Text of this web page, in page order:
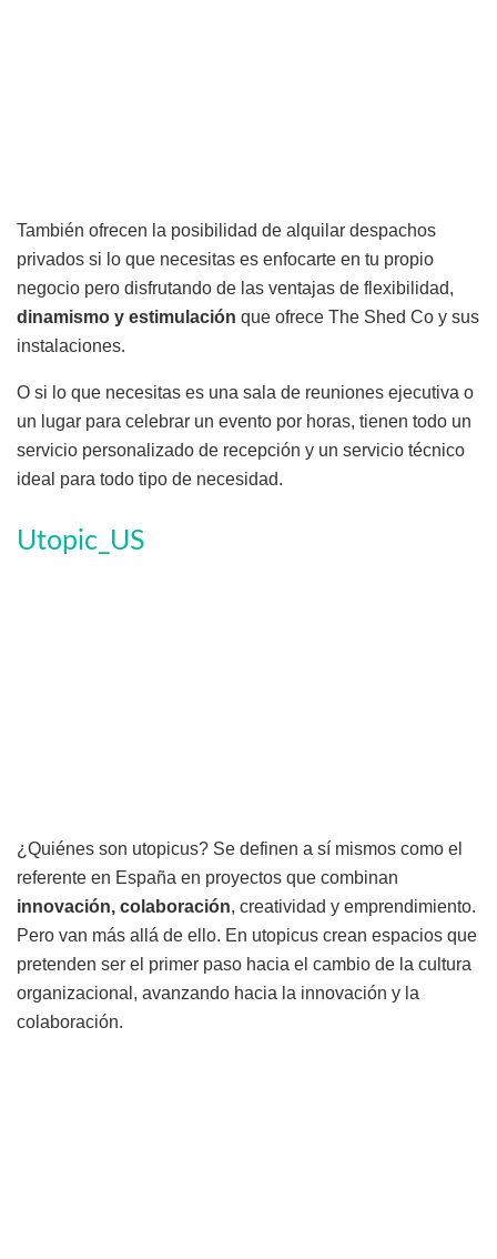
También ofrecen la posibilidad de alquilar despachos
privados si lo que necesitas es enfocarte en tu propio
negocio pero disfrutando de las ventajas de flexibilidad,
dinamismo y estimulación que ofrece The Shed Co y sus
instalaciones.
O si lo que necesitas es una sala de reuniones ejecutiva o
un lugar para celebrar un evento por horas, tienen todo un
servicio personalizado de recepción y un servicio técnico
ideal para todo tipo de necesidad.
Utopic_US
¿Quiénes son utopicus? Se definen a sí mismos como el
referente en España en proyectos que combinan
innovación, colaboración, creatividad y emprendimiento.
Pero van más allá de ello. En utopicus crean espacios que
pretenden ser el primer paso hacia el cambio de la cultura
organizacional, avanzando hacia la innovación y la
colaboración.